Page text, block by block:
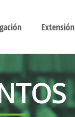
Extensión